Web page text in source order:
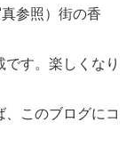
参照）街の香
す。楽しくなり
このブログにコ